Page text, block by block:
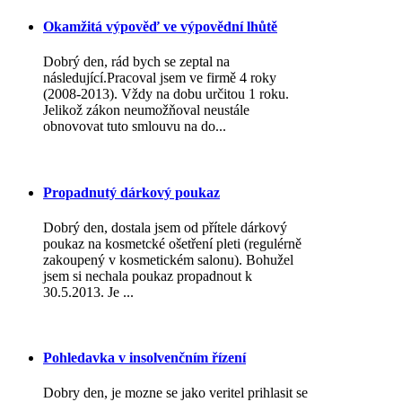
Okamžitá výpověď ve výpovědní lhůtě
Dobrý den, rád bych se zeptal na
následující.Pracoval jsem ve firmě 4 roky
(2008-2013). Vždy na dobu určitou 1 roku.
Jelikož zákon neumožňoval neustále
obnovovat tuto smlouvu na do...
Propadnutý dárkový poukaz
Dobrý den, dostala jsem od přítele dárkový
poukaz na kosmetcké ošetření pleti (regulérně
zakoupený v kosmetickém salonu). Bohužel
jsem si nechala poukaz propadnout k
30.5.2013. Je ...
Pohledavka v insolvenčním řízení
Dobry den, je mozne se jako veritel prihlasit se